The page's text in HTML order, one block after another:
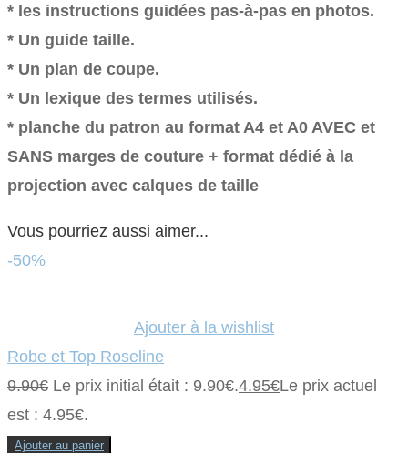
* les instructions guidées pas-à-pas en photos.
* Un guide taille.
* Un plan de coupe.
* Un lexique des termes utilisés.
* planche du patron au format A4 et A0 AVEC et
SANS marges de couture + format dédié à la
projection avec calques de taille
Vous pourriez aussi aimer...
-50%
Ajouter à la wishlist
Robe et Top Roseline
9.90€ Le prix initial était : 9.90€.4.95€Le prix actuel
est : 4.95€.
Ajouter au panier